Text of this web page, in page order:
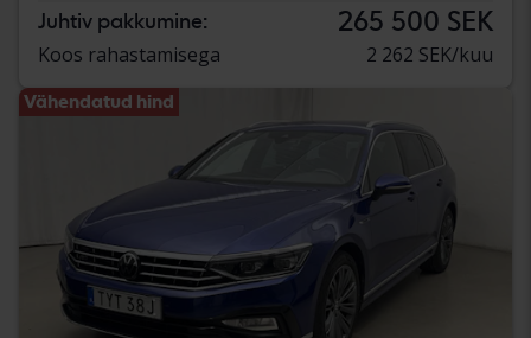
Juhtiv pakkumine: 265 500 SEK
Koos rahastamisega 2 262 SEK/kuu
Vähendatud hind